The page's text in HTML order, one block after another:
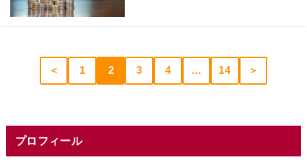
＜ 1 2 3 4 … 14 ＞
プロフィール